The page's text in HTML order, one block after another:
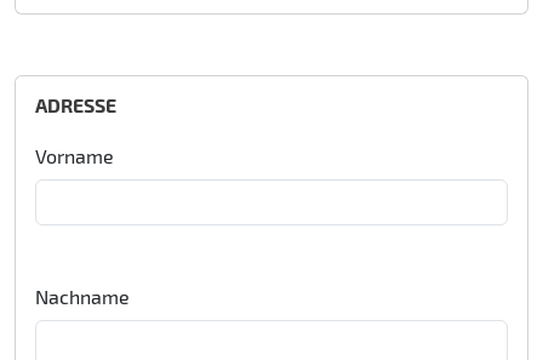
ADRESSE
Vorname
Nachname